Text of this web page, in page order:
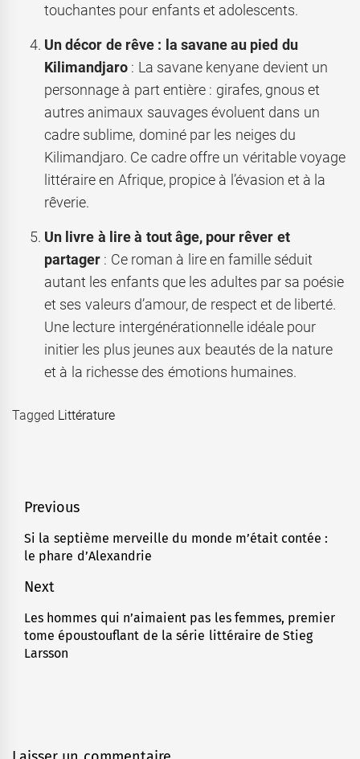
touchantes pour enfants et adolescents.
Un décor de rêve : la savane au pied du
Kilimandjaro : La savane kenyane devient un
personnage à part entière : girafes, gnous et
autres animaux sauvages évoluent dans un
cadre sublime, dominé par les neiges du
Kilimandjaro. Ce cadre offre un véritable voyage
littéraire en Afrique, propice à l’évasion et à la
rêverie.
Un livre à lire à tout âge, pour rêver et
partager : Ce roman à lire en famille séduit
autant les enfants que les adultes par sa poésie
et ses valeurs d’amour, de respect et de liberté.
Une lecture intergénérationnelle idéale pour
initier les plus jeunes aux beautés de la nature
et à la richesse des émotions humaines.
Tagged Littérature
Navigation
de
l’article
Previous
Previous
post:
Si la septième merveille du monde m’était contée :
le phare d’Alexandrie
Next
Next
post:
Les hommes qui n’aimaient pas les femmes, premier
tome époustouflant de la série littéraire de Stieg
Larsson